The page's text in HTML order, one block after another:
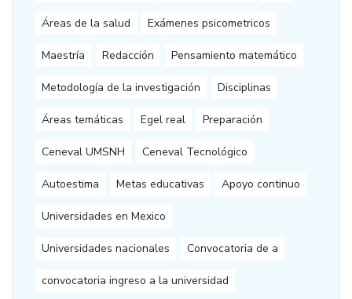
Áreas de la salud Exámenes psicometricos
Maestría Redacción Pensamiento matemático
Metodología de la investigación Disciplinas
Áreas temáticas Egel real Preparación
Ceneval UMSNH Ceneval Tecnológico
Autoestima Metas educativas Apoyo continuo
Universidades en Mexico
Universidades nacionales Convocatoria de a
convocatoria ingreso a la universidad